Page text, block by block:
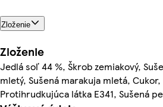
Zloženie
Zloženie
Jedlá soľ 44 %, Škrob zemiakový,
mletý, Sušená marakuja mletá,
Protihrudkujúca látka E341, Sušená